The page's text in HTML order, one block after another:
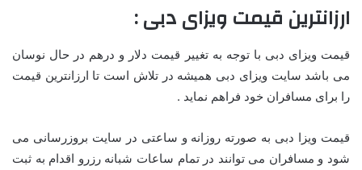
ارزانترین قیمت ویزای دبی :
قیمت ویزای دبی با توجه به تغییر قیمت دلار و درهم در حال نوسان
می باشد سایت ویزای دبی همیشه در تلاش است تا ارزانترین قیمت
را برای مسافران خود فراهم نماید .
قیمت ویزا دبی به صورته روزانه و ساعتی در سایت بروزرسانی می
شود و مسافران می توانند در تمام ساعات شبانه رزرو اقدام به ثبت